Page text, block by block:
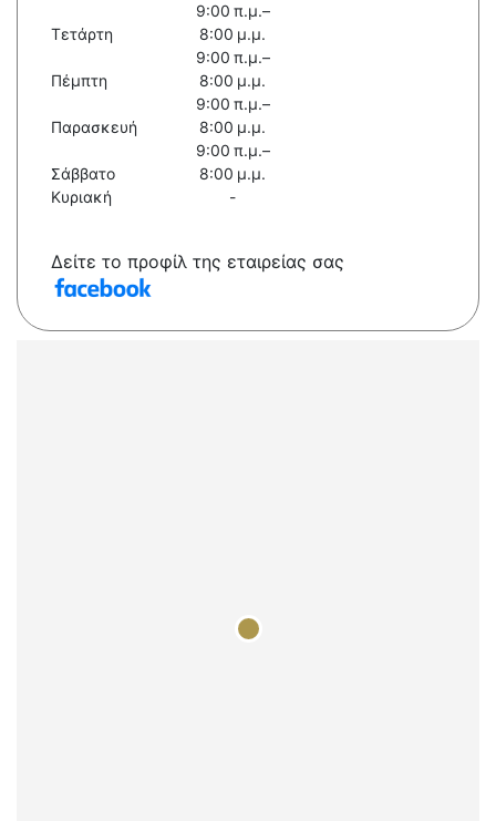
Τετάρτη
9:00 π.μ.–
8:00 μ.μ.
Πέμπτη
9:00 π.μ.–
8:00 μ.μ.
Παρασκευή
9:00 π.μ.–
8:00 μ.μ.
Σάββατο
9:00 π.μ.–
8:00 μ.μ.
Κυριακή
-
Δείτε το προφίλ της εταιρείας σας